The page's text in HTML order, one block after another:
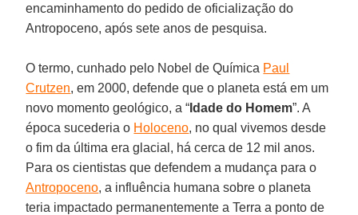
encaminhamento do pedido de oficialização do
Antropoceno, após sete anos de pesquisa.
O termo, cunhado pelo Nobel de Química Paul
Crutzen, em 2000, defende que o planeta está em um
novo momento geológico, a “ Idade do Homem”. A
época sucederia o Holoceno, no qual vivemos desde
o fim da última era glacial, há cerca de 12 mil anos.
Para os cientistas que defendem a mudança para o
Antropoceno, a influência humana sobre o planeta
teria impactado permanentemente a Terra a ponto de